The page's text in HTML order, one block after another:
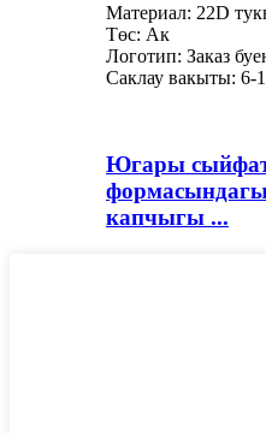
Материал: 22D
Төс: Ак
Логотип: Заказ
Саклау вакыты: 6-
Югары
капчыгы ...